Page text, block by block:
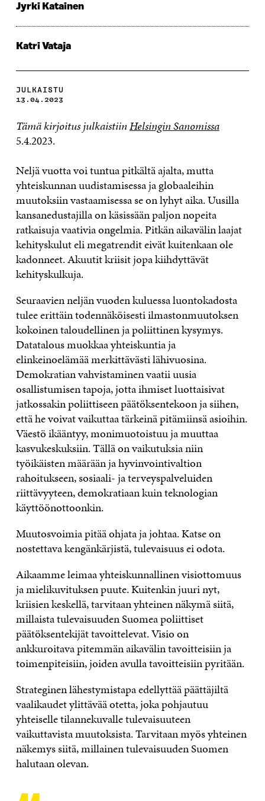
Jyrki Katainen
Katri Vataja
JULKAISTU
13.04.2023
Tämä kirjoitus julkaistiinHelsingin Sanomissa
5.4.2023.
Neljä vuotta voi tuntua pitkältä ajalta, mutta
yhteiskunnan uudistamisessa ja globaaleihin
muutoksiin vastaamisessa se on lyhyt aika. Uusilla
kansanedustajilla on käsissään paljon nopeita
ratkaisuja vaativia ongelmia. Pitkän aikavälin laajat
kehityskulut eli megatrendit eivät kuitenkaan ole
kadonneet. Akuutit kriisit jopa kiihdyttävät
kehityskulkuja.
Seuraavien neljän vuoden kuluessa luontokadosta
tulee erittäin todennäköisesti ilmastonmuutoksen
kokoinen taloudellinen ja poliittinen kysymys.
Datatalous muokkaa yhteiskuntia ja
elinkeinoelämää merkittävästi lähivuosina.
Demokratian vahvistaminen vaatii uusia
osallistumisen tapoja, jotta ihmiset luottaisivat
jatkossakin poliittiseen päätöksentekoon ja siihen,
että he voivat vaikuttaa tärkeinä pitämiinsä asioihin.
Väestö ikääntyy, monimuotoistuu ja muuttaa
kasvukeskuksiin. Tällä on vaikutuksia niin
työikäisten määrään ja hyvinvointivaltion
rahoitukseen, sosiaali- ja terveyspalveluiden
riittävyyteen, demokratiaan kuin teknologian
käyttöönottoonkin.
Muutosvoimia pitää ohjata ja johtaa. Katse on
nostettava kengänkärjistä, tulevaisuus ei odota.
Aikaamme leimaa yhteiskunnallinen visiottomuus
ja mielikuvituksen puute. Kuitenkin juuri nyt,
kriisien keskellä, tarvitaan yhteinen näkymä siitä,
millaista tulevaisuuden Suomea poliittiset
päätöksentekijät tavoittelevat. Visio on
ankkuroitava pitemmän aikavälin tavoitteisiin ja
toimenpiteisiin, joiden avulla tavoitteisiin pyritään.
Strateginen lähestymistapa edellyttää päättäjiltä
vaalikaudet ylittävää otetta, joka pohjautuu
yhteiselle tilannekuvalle tulevaisuuteen
vaikuttavista muutoksista. Tarvitaan myös yhteinen
näkemys siitä, millainen tulevaisuuden Suomen
halutaan olevan.